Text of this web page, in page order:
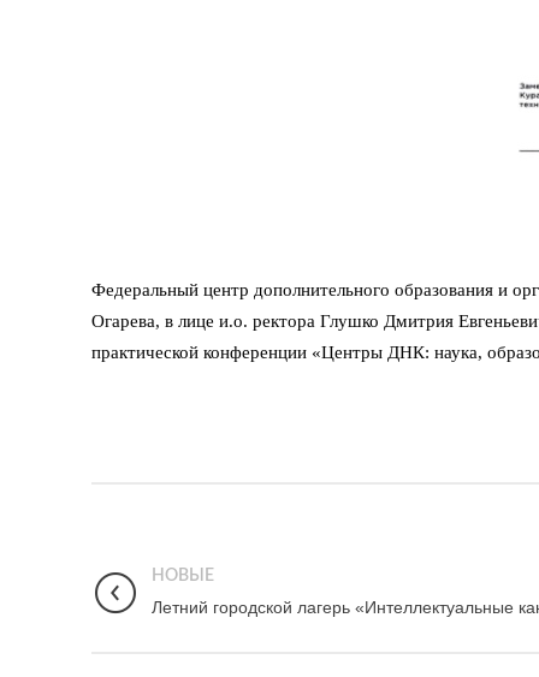
Федеральный центр дополнительного образования и
Огарева, в лице и.о. ректора Глушко Дмитрия
практической конференции «Центры ДНК: наука,
НОВЫЕ
Летний городской лагерь «Интеллектуальные